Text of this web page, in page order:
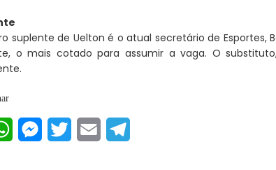
suplente de Uelton é o atual secretário de Esportes,
o mais cotado para assumir a vaga. O
WhatsAppMessenger
Twitter Email